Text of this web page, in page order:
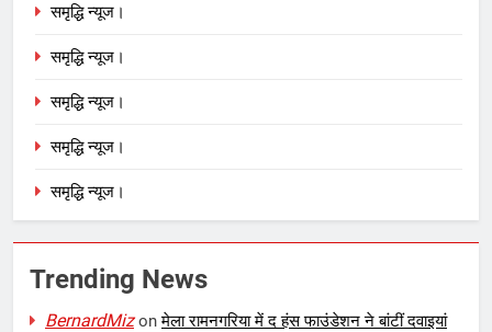
समृद्धि न्यूज।
समृद्धि न्यूज।
समृद्धि न्यूज।
समृद्धि न्यूज।
समृद्धि न्यूज।
Trending News
BernardMizonमेला रामनगरिया में द हंस फाउंडेशन ने बांटीं दवाइयां